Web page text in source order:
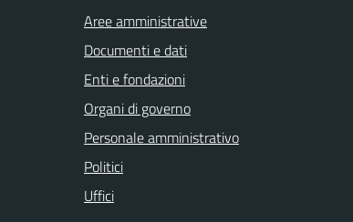
Aree amministrative
Documenti e dati
Enti e fondazioni
Organi di governo
Personale amministrativo
Politici
Uffici